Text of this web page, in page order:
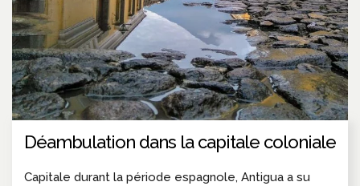
Déambulation dans la capitale coloniale
Capitale durant la période espagnole, Antigua a su